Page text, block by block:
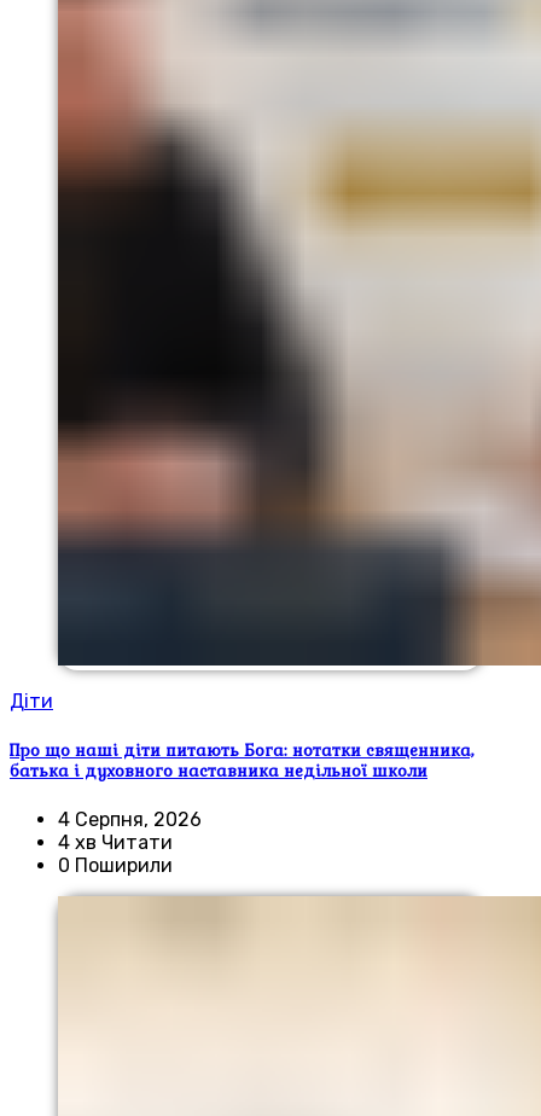
Діти
Про що наші діти питають Бога: нотатки священника,
батька і духовного наставника недільної школи
4 Серпня, 2026
4 хв Читати
0 Поширили